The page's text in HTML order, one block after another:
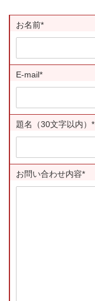
お名前*
E-mail*
題名（30文字以内）*
お問い合わせ内容*